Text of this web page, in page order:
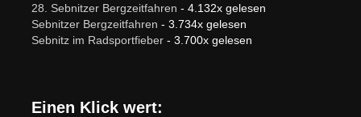
28. Sebnitzer Bergzeitfahren - 4.132x gelesen
Sebnitzer Bergzeitfahren - 3.734x gelesen
Sebnitz im Radsportfieber - 3.700x gelesen
Einen Klick wert: